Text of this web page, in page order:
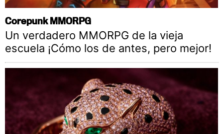
Corepunk MMORPG
Un verdadero MMORPG de la vieja
escuela ¡Cómo los de antes, pero mejor!